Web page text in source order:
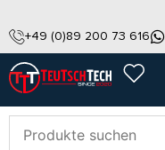
+49 (0)89 200 73 616